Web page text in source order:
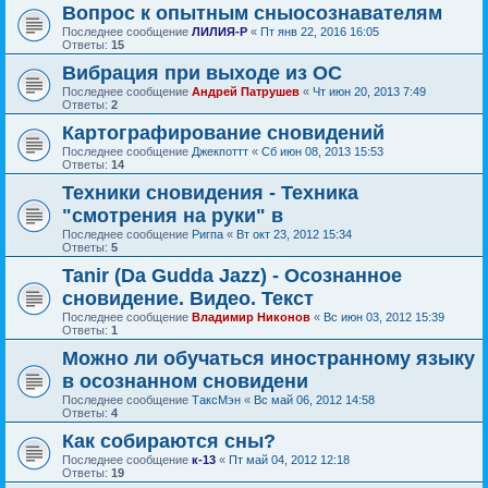
Вопрос к опытным сныосознавателям
Последнее сообщение ЛИЛИЯ-Р « Пт янв 22, 2016 16:05
Ответы: 15
Вибрация при выходе из ОС
Последнее сообщение Андрей Патрушев « Чт июн 20, 2013 7:49
Ответы: 2
Картографирование сновидений
Последнее сообщение Джекпоттт « Сб июн 08, 2013 15:53
Ответы: 14
Техники сновидения - Техника
"смотрения на руки" в
Последнее сообщение Ригпа « Вт окт 23, 2012 15:34
Ответы: 5
Tanir (Da Gudda Jazz) - Осознанное
сновидение. Видео. Текст
Последнее сообщение Владимир Никонов « Вс июн 03, 2012 15:39
Ответы: 1
Можно ли обучаться иностранному языку
в осознанном сновидени
Последнее сообщение ТаксМэн « Вс май 06, 2012 14:58
Ответы: 4
Как собираются сны?
Последнее сообщение к-13 « Пт май 04, 2012 12:18
Ответы: 19